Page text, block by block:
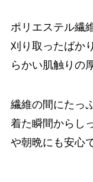
ポリエステル繊
刈り取ったばか
らかい肌触りの
繊維の間にたっ
着た瞬間からし
や朝晩にも安心